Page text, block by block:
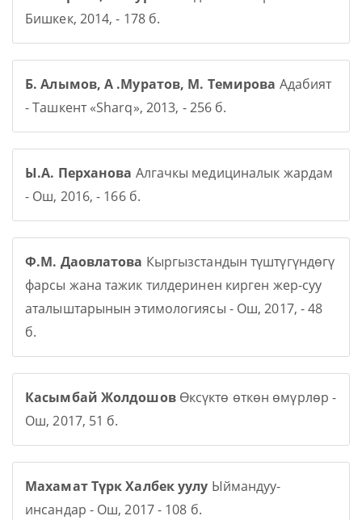
Бишкек, 2014, - 178 б.
Б. Алымов, А .Муратов, М. Темирова Адабият
- Ташкент «Sharq», 2013, - 256 б.
Ы.А. Перханова Алгачкы медициналык жардам
- Ош, 2016, - 166 б.
Ф.М. Даовлатова Кыргызстандын түштүгүндөгү
фарсы жана тажик тилдеринен кирген жер-суу
аталыштарынын этимологиясы - Ош, 2017, - 48
б.
Касымбай Жолдошов Өксүктө өткөн өмүрлөр -
Ош, 2017, 51 б.
Махамат Түрк Халбек уулу Ыймандуу-
инсандар - Ош, 2017 - 108 б.